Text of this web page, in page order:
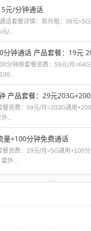
元/分钟通话
话套餐详情：原月租：39元
/...
分钟原套餐资费：59元/月
产品套餐：29元
资费：59元/月=203G通用
...
量+100分钟免费通话
资费：29元/月=5G通用+100
外...